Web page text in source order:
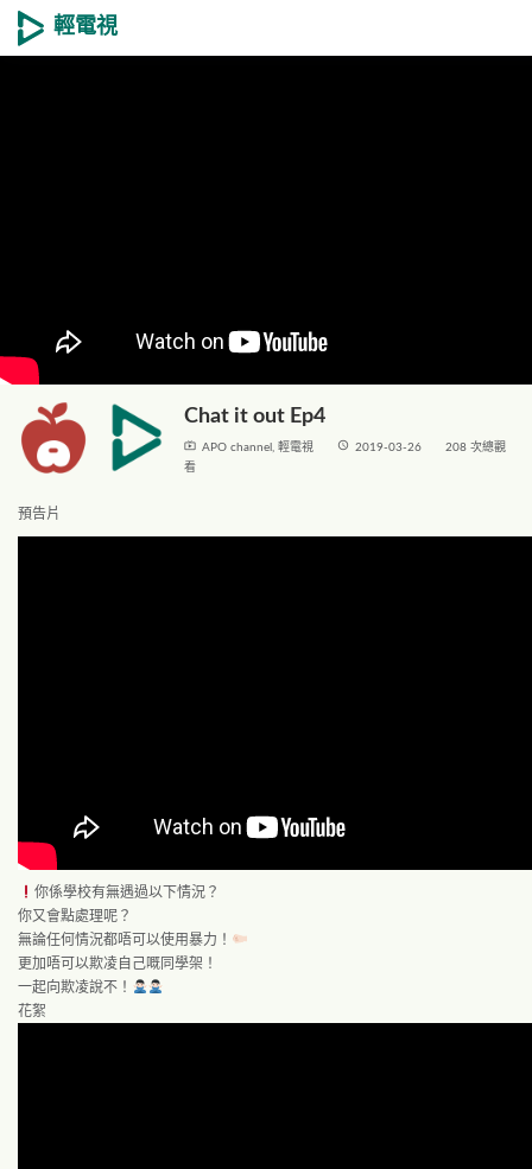
輕電視
Chat it out Ep4
live_tv APO channel , 輕電視 access_time 2019-03-26
208 次總觀
看
預告片
你係學校有無遇過以下情況？
你又會點處理呢？
無論任何情況都唔可以使用暴力！
更加唔可以欺凌自己嘅同學架！
一起向欺凌說不！
花絮